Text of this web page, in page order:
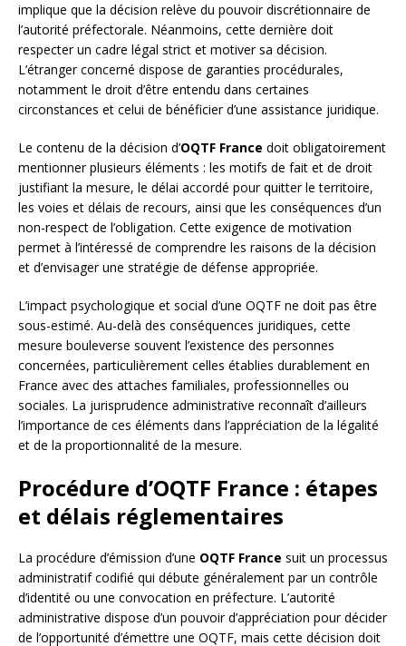
implique que la décision relève du pouvoir discrétionnaire de
l’autorité préfectorale. Néanmoins, cette dernière doit
respecter un cadre légal strict et motiver sa décision.
L’étranger concerné dispose de garanties procédurales,
notamment le droit d’être entendu dans certaines
circonstances et celui de bénéficier d’une assistance juridique.
Le contenu de la décision d’OQTF France doit obligatoirement
mentionner plusieurs éléments : les motifs de fait et de droit
justifiant la mesure, le délai accordé pour quitter le territoire,
les voies et délais de recours, ainsi que les conséquences d’un
non-respect de l’obligation. Cette exigence de motivation
permet à l’intéressé de comprendre les raisons de la décision
et d’envisager une stratégie de défense appropriée.
L’impact psychologique et social d’une OQTF ne doit pas être
sous-estimé. Au-delà des conséquences juridiques, cette
mesure bouleverse souvent l’existence des personnes
concernées, particulièrement celles établies durablement en
France avec des attaches familiales, professionnelles ou
sociales. La jurisprudence administrative reconnaît d’ailleurs
l’importance de ces éléments dans l’appréciation de la légalité
et de la proportionnalité de la mesure.
Procédure d’OQTF France : étapes
et délais réglementaires
La procédure d’émission d’une OQTF France suit un processus
administratif codifié qui débute généralement par un contrôle
d’identité ou une convocation en préfecture. L’autorité
administrative dispose d’un pouvoir d’appréciation pour décider
de l’opportunité d’émettre une OQTF, mais cette décision doit